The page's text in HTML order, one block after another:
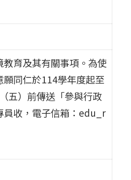
育及其有關事項。為使
同仁於114學年度起至
五）前傳送「參與行政
員收，電子信箱：edu_r